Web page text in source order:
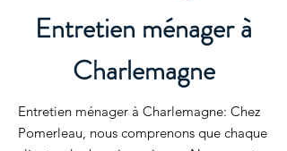
Entretien ménager à
Charlemagne
Entretien ménager à Charlemagne: Chez
Pomerleau, nous comprenons que chaque